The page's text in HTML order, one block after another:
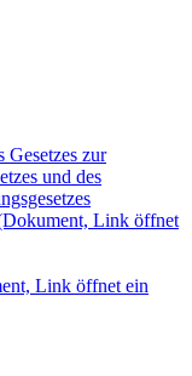
Gesetzes zur
und des
Link öffnet
Link öffnet ein